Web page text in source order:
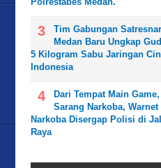
Tim Gabungan
Medan Baru Ungkap
5 Kilogram Sabu Jaringan
Indonesia
Dari Tempat Main
Sarang Narkoba,
Narkoba Disergap Polisi di
Raya